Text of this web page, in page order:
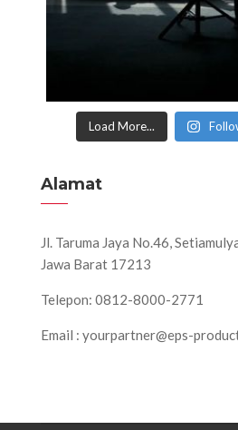
Load More...
Alamat
Jl. Taruma Jaya No.46,
Jawa Barat 17213
Telepon: 0812-8000-2771
Email : yourpartner@eps-